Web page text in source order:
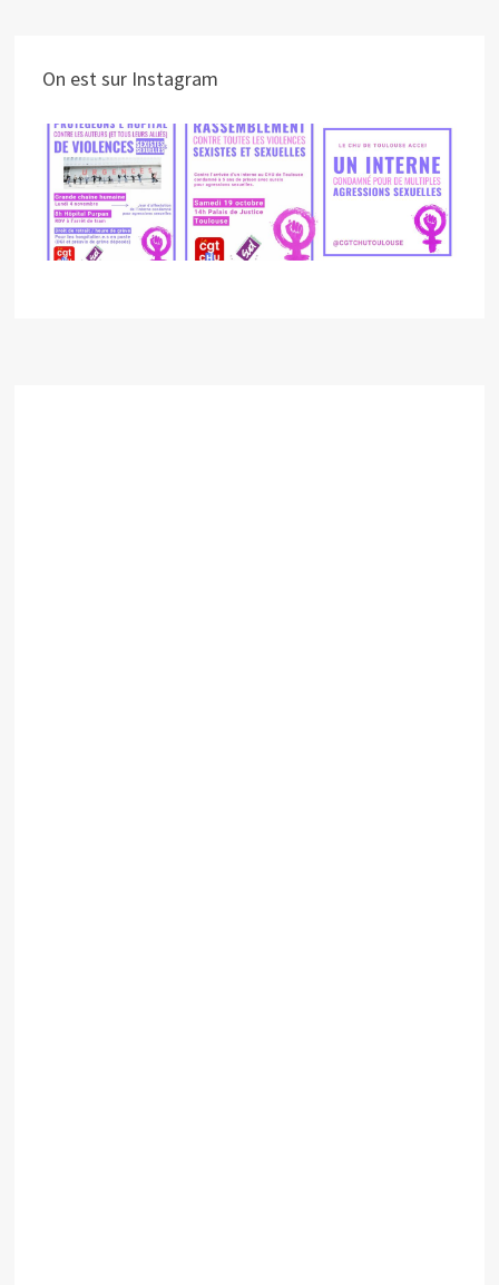
On est sur Instagram